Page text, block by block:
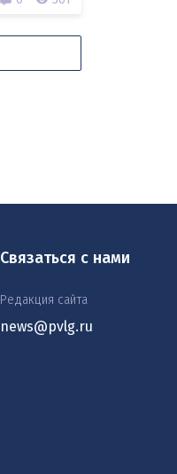
Связаться с нами
Редакция сайта
news@pvlg.ru